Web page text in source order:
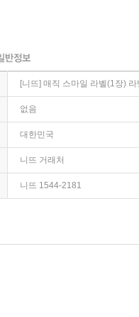
[니뜨] 매직 스마일 라벨(1장)
없음
대한민국
니뜨 거래처
니뜨 1544-2181